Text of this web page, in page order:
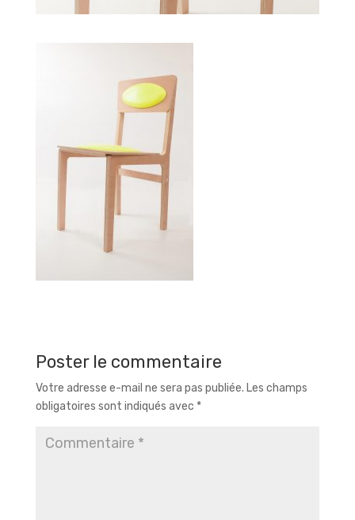
Poster le commentaire
Votre adresse e-mail ne sera pas publiée. Les champs
obligatoires sont indiqués avec *